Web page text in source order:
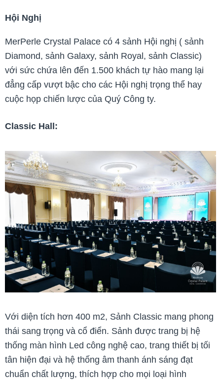
Hội Nghị
MerPerle Crystal Palace có 4 sảnh Hội nghị ( sảnh
Diamond, sảnh Galaxy, sảnh Royal, sảnh Classic)
với sức chứa lên đến 1.500 khách tự hào mang lại
đẳng cấp vượt bậc cho các Hội nghị trọng thể hay
cuộc họp chiến lược của Quý Công ty.
Classic Hall:
Với diện tích hơn 400 m2, Sảnh Classic mang phong
thái sang trọng và cổ điển. Sảnh được trang bị hệ
thống màn hình Led công nghệ cao, trang thiết bị tối
tân hiện đại và hệ thống âm thanh ánh sáng đạt
chuẩn chất lượng, thích hợp cho mọi loại hình